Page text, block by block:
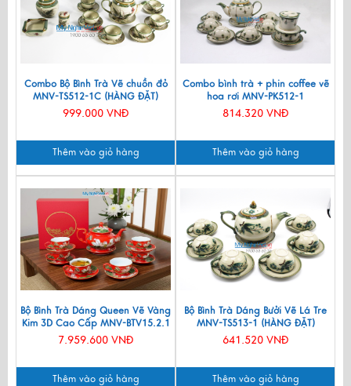
Combo Bộ Bình Trà Vẽ chuồn đỏ
MNV-TS512-1C (HÀNG ĐẶT)
999.000 VNĐ
Thêm vào giỏ hàng
Combo bình trà + phin coffee vẽ
hoa rơi MNV-PK512-1
814.320 VNĐ
Thêm vào giỏ hàng
Bộ Bình Trà Dáng Queen Vẽ Vàng
Kim 3D Cao Cấp MNV-BTV15.2.1
7.959.600 VNĐ
Thêm vào giỏ hàng
Bộ Bình Trà Dáng Bưởi Vẽ Lá Tre
MNV-TS513-1 (HÀNG ĐẶT)
641.520 VNĐ
Thêm vào giỏ hàng